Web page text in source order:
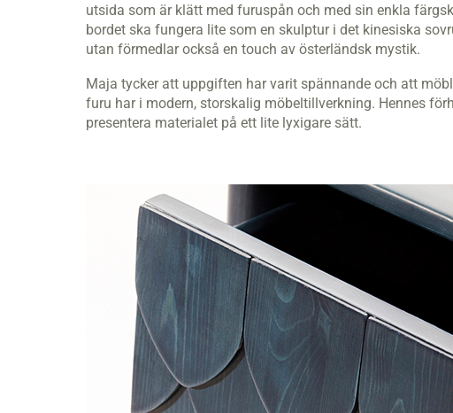
utsida som är klätt med furuspån och med sin enkla
bordet ska fungera lite som en skulptur i det kinesiska
utan förmedlar också en touch av österländsk mystik.
Maja tycker att uppgiften har varit spännande och att
furu har i modern, storskalig möbeltillverkning. Hennes
presentera materialet på ett lite lyxigare sätt.